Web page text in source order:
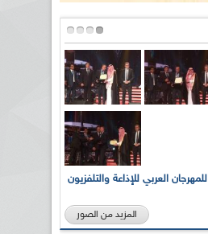
بالصور... الدورة الـ21 للمهرجان العربي للإذاعة والتلفزيون
المزيد من الصور